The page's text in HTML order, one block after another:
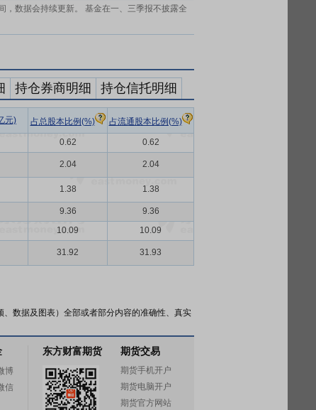
数据会持续更新。 基金在一、三季报不披露全
持仓券商明细 持仓信托明细
元) 占总股本比例(%) 占流通股本比例(%)
0.62 0.62
2.04 2.04
1.38 1.38
9.36
9.36
10.09 10.09
31.92 31.93
数据及图表）全部或者部分内容的准确性、真实
博
信
东方财富期货 期货交易
期货手机开户
期货电脑开户
期货官方网站